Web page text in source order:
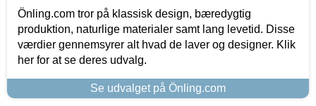
Önling.com tror på klassisk design, bæredygtig
produktion, naturlige materialer samt lang levetid. Disse
værdier gennemsyrer alt hvad de laver og designer. Klik
her for at se deres udvalg.
Se udvalget på Önling.com